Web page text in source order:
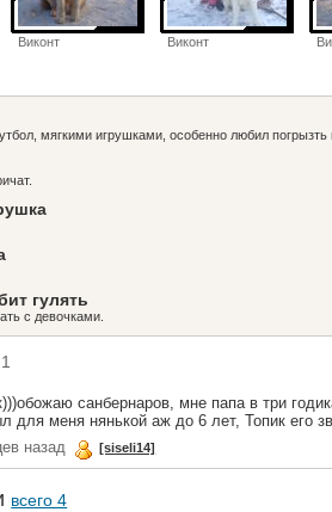
Виконт Виконт
мягкими игрушками, особенно любил погрызть
гулять
с девочками.
1
санбернаров, мне папа в три
для меня нянькой аж до 6 лет, Топик его
назад
[siseli14]
всего 4